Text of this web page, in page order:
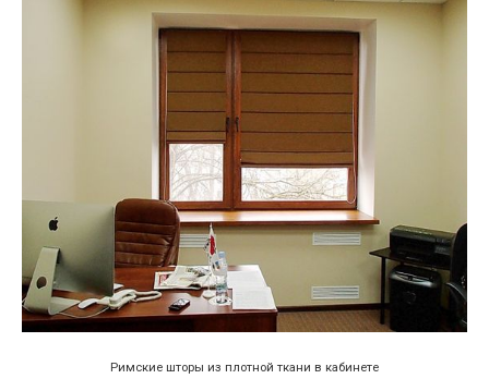
Римские шторы из плотной ткани в кабинете